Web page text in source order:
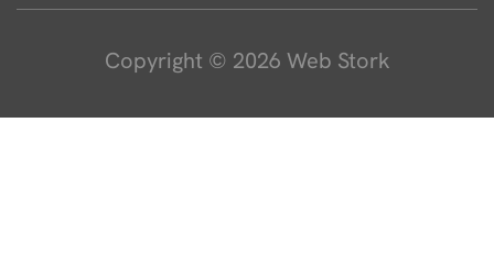
Copyright © 2026 Web Stork